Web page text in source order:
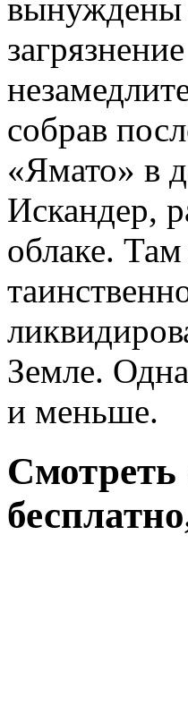
вынуждены
собрав
«Ямато» в
Искандер,
облаке.
Земле.
и меньше.
Смотреть